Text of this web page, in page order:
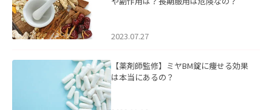
2023.07.27
【薬剤師監修】ミヤBM錠に痩せる効果
は本当にあるの？